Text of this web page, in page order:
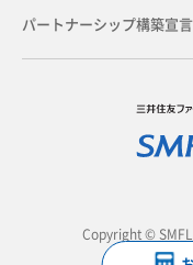
パートナーシップ構築宣言
Copyright © SMFL